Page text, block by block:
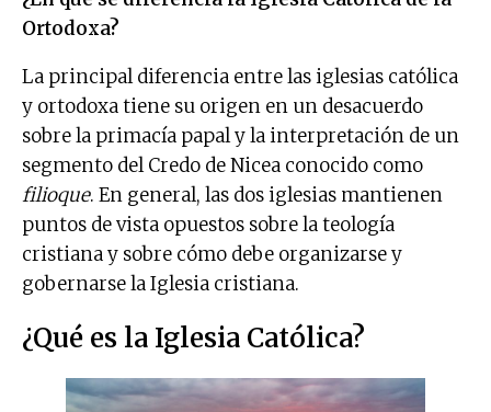
Ortodoxa?
La principal diferencia entre las iglesias católica
y ortodoxa tiene su origen en un desacuerdo
sobre la primacía papal y la interpretación de un
segmento del Credo de Nicea conocido como
filioque. En general, las dos iglesias mantienen
puntos de vista opuestos sobre la teología
cristiana y sobre cómo debe organizarse y
gobernarse la Iglesia cristiana.
¿Qué es la Iglesia Católica?